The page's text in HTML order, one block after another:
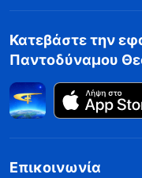
Κατεβάστε την
Παντοδύναμου
Επικοινωνία